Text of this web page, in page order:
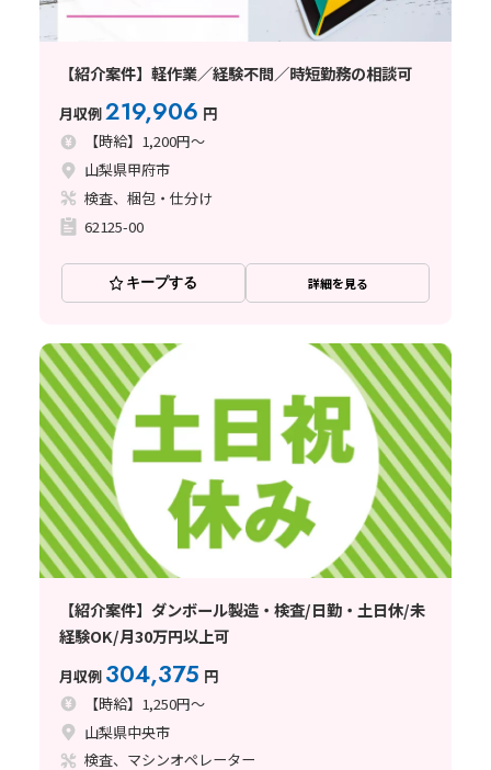
【紹介案件】軽作業／経験不問／時短勤務の相談可
月収例219,906 円
【時給】1,200円～
山梨県甲府市
検査、梱包・仕分け
62125-00
キープする 詳細を見る
【紹介案件】ダンボール製造・検査/日勤・土日休/未
経験OK/月30万円以上可
月収例 304,375 円
【時給】1,250円～
山梨県中央市
検査、マシンオペレーター